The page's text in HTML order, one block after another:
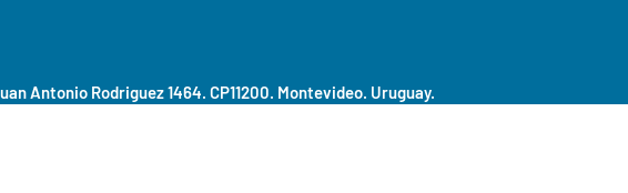
Antonio Rodriguez 1464. CP11200. Montevideo. Uruguay.